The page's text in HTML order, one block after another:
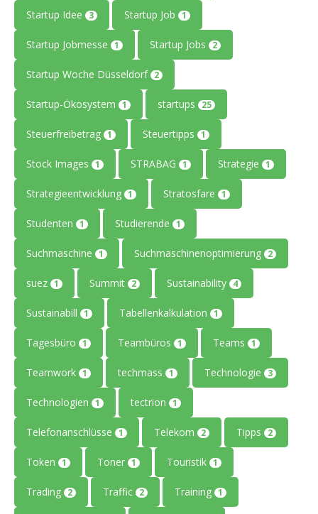
Startup Idee 3 Startup Job 1
Startup Jobmesse 1 Startup Jobs 2
Startup Woche Düsseldorf 2
Startup-Ökosystem 1 startups 25
Steuerfreibetrag 1 Steuertipps 1
Stock Images 1 STRABAG 1 Strategie 1
Strategieentwicklung 1 Stratosfare 1
Studenten 1 Studierende 1
Suchmaschine 1 Suchmaschinenoptimierung 2
suez 1 Summit 2 Sustainability 4
Sustainabill 1 Tabellenkalkulation 1
Tagesbüro 1 Teambüros 1 Teams 1
Teamwork 1 techmass 1 Technologie 3
Technologien 1 tectrion 1
Telefonanschlüsse 1 Telekom 2 Tipps 2
Token 1 Toner 1 Touristik 1
Trading 2 Traffic 2 Training 1